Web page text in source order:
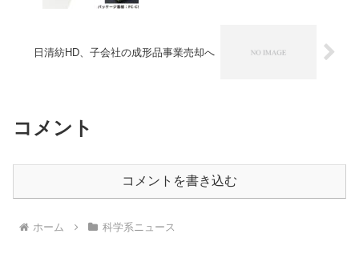
日清紡HD、子会社の成形品事業売却へ
コメント
コメントを書き込む
ホーム 科学系ニュース